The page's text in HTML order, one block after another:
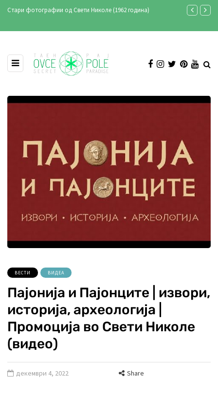
година)
Ансамбл „Македонија“ во Свети Николе - снимање на
ВЕСТИ ВИДЕА
Пајонија и Пајонците | извори,
историја, археологија |
Промоција во Свети Николе
(видео)
декември 4, 2022 Share